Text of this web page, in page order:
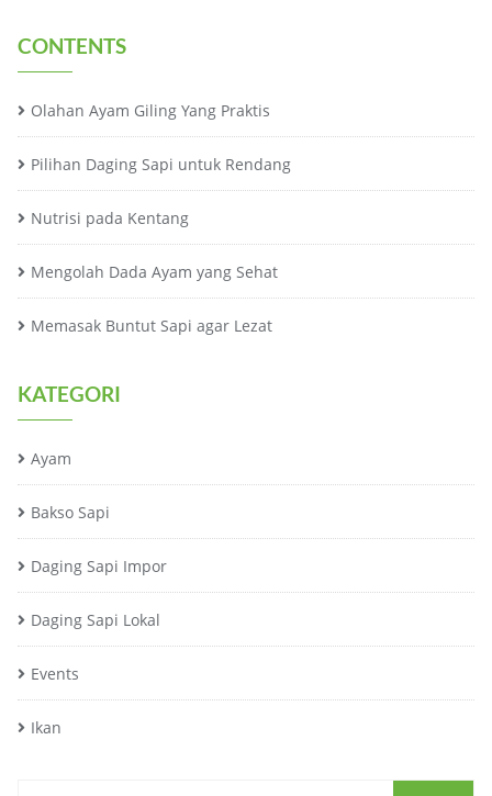
CONTENTS
Olahan Ayam Giling Yang Praktis
Pilihan Daging Sapi untuk Rendang
Nutrisi pada Kentang
Mengolah Dada Ayam yang Sehat
Memasak Buntut Sapi agar Lezat
KATEGORI
Ayam
Bakso Sapi
Daging Sapi Impor
Daging Sapi Lokal
Events
Ikan